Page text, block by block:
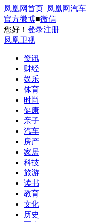
凤凰网首页 |凤凰网汽车|
官方微博■微信
您好！ 登录注册
凤凰卫视
资讯
财经
娱乐
体育
时尚
健康
亲子
汽车
房产
家居
科技
旅游
读书
教育
文化
历史